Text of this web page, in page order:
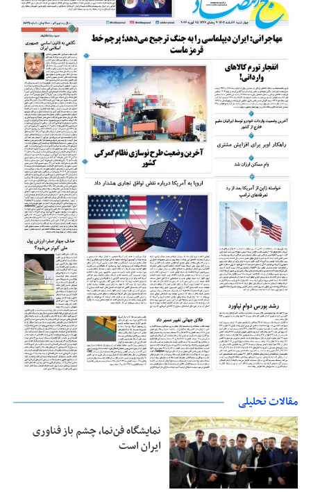
مقالات تحلیلی
نمایشگاه فن‌نما، چشم باز فناوری
ایران است